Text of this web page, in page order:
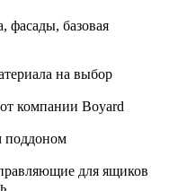
фасады, базовая
на выбор
компании Boyard
поддоном
для ящиков